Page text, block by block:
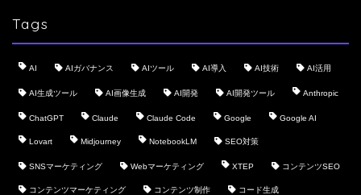
Tags
AI AIガバナンス AIツール AI導入 AI技術 AI活用
AI生成ツール AI画像生成 AI開発 AI開発ツール Anthropic
ChatGPT Claude Claude Code Google Google AI
Lovart Midjourney NotebookLM SEO対策
SNSマーケティング Webマーケティング XTEP コンテンツSEO
コンテンツマーケティング コンテンツ制作 コード生成